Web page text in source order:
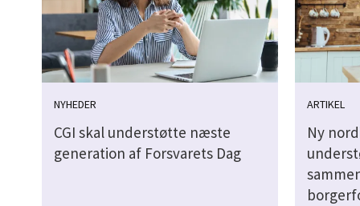
NYHEDER
CGI skal understøtte næste
generation af Forsvarets Dag
ARTIKEL
Ny